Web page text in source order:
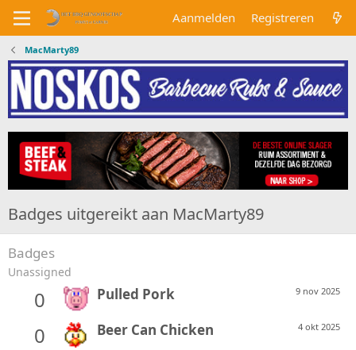
Aanmelden Registreren
MacMarty89
Badges uitgereikt aan MacMarty89
Badges
Unassigned
0 9 nov 2025
Pulled Pork
0 4 okt 2025
Beer Can Chicken